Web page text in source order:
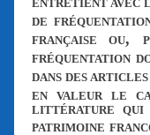
ENTRETIENT AVEC
DE
FRANÇAISE OU,
FRÉQUENTATION
DANS DES
EN VALEUR LE
LITTÉRATURE
PATRIMOINE